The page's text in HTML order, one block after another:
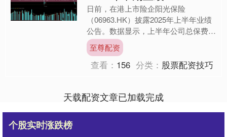
日前，在港上市险企阳光保险
（06963.HK）披露2025年上半年业绩
公告。数据显示，上半年公司总保费收
入808.1亿元，同比增长5.7%；归属于
母公司股东的净....
至尊配资
查看： 156 分类： 股票配资技巧
天载配资文章已加载完成
个股实时涨跌榜